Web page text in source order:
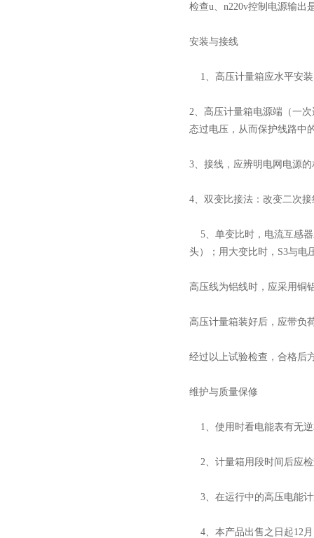
检查u、n220v控制电源输出
安装与接线
1、高压计量箱应水平安装
2、高压计量箱电源端（一
态过电压，从而保护线路中
3、接线，应辨明电网电源
4、双变比接法：改变二次
5、单变比时，电流互感器
头）；用大变比时，S3与电
高压线为铝线时，应采用铜
高压计量箱装好后，应带负
经过以上试验检查，合格后
维护与质量保修
1、使用时看电能表有无逆
2、计量箱用段时间后应检
3、在运行中的高压电能计
4、本产品出售之日起12